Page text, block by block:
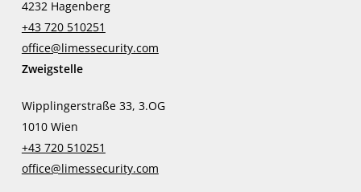
4232 Hagenberg
+43 720 510251
office@limessecurity.com
Zweigstelle
Wipplingerstraße 33, 3.OG
1010 Wien
+43 720 510251
office@limessecurity.com